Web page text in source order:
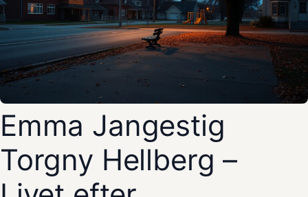
Emma Jangestig
Torgny Hellberg –